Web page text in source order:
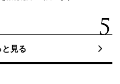
と見る